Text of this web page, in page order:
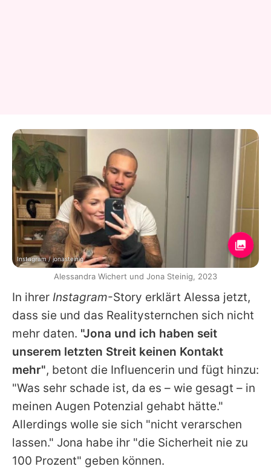
In ihrer Instagram-Story erklärt Alessa jetzt,
dass sie und das Realitysternchen sich nicht
mehr daten. "Jona und ich haben seit
unserem letzten Streit keinen Kontakt
mehr", betont die Influencerin und fügt hinzu:
"Was sehr schade ist, da es – wie gesagt – in
meinen Augen Potenzial gehabt hätte."
Allerdings wolle sie sich "nicht verarschen
lassen." Jona habe ihr "die Sicherheit nie zu
100 Prozent" geben können.
Instagram / jonasteinig
Alessandra Wichert und Jona Steinig, 2023